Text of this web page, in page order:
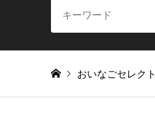
おいなごセレクト